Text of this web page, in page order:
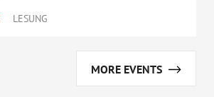
LESUNG
MORE EVENTS